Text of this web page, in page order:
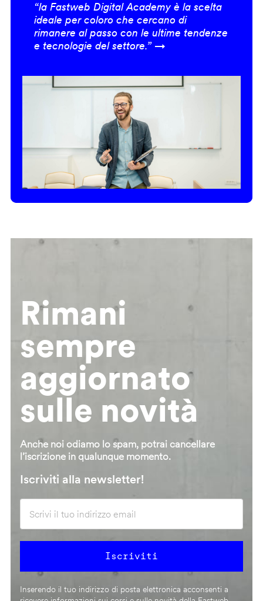
“la Fastweb Digital Academy è la scelta
ideale per coloro che cercano di
rimanere al passo con le ultime tendenze
e tecnologie del settore.” →
Rimani
sempre
aggiornato
sulle novità
Anche noi odiamo lo spam, potrai cancellare
l’iscrizione in qualunque momento.
Iscriviti alla newsletter!
Inserendo il tuo indirizzo di posta elettronica acconsenti a